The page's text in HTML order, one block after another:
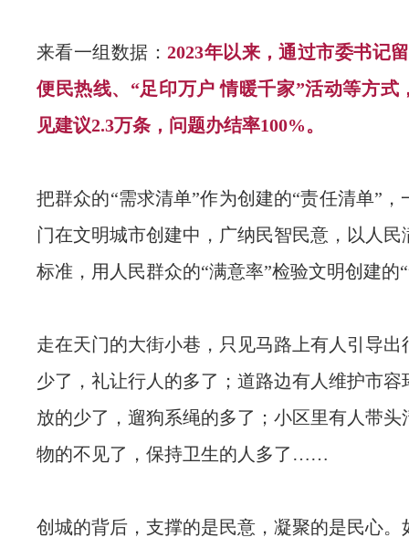
来看一组数据：2023年以来，通过市委书记
便民热线、“足印万户 情暖千家”活动等方式
见建议2.3万条，问题办结率100%。
把群众的“需求清单”作为创建的“责任清单”，
门在文明城市创建中，广纳民智民意，以人民
标准，用人民群众的“满意率”检验文明创建的
走在天门的大街小巷，只见马路上有人引导出
少了，礼让行人的多了；道路边有人维护市容
放的少了，遛狗系绳的多了；小区里有人带头
物的不见了，保持卫生的人多了……
创城的背后，支撑的是民意，凝聚的是民心。